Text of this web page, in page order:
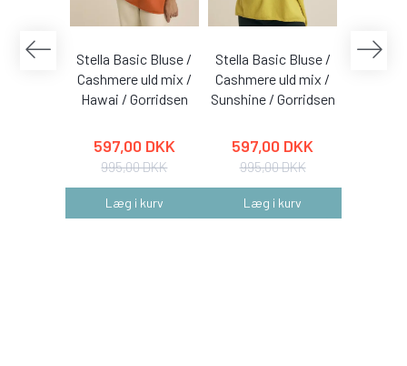
Stella Basic Bluse /
Cashmere uld mix /
Hawai / Gorridsen
597,00 DKK
995,00 DKK
Læg i kurv
Stella Basic Bluse /
Cashmere uld mix /
Sunshine / Gorridsen
597,00 DKK
995,00 DKK
Læg i kurv
Stella